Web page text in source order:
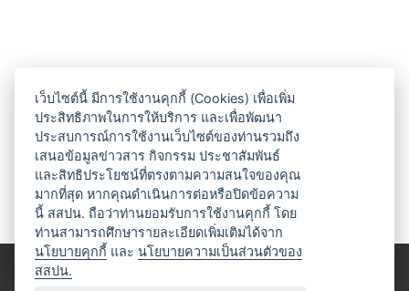
เว็บไซต์นี้ มีการใช้งานคุกกี้ (Cookies) เพื่อเพิ่ม
ประสิทธิภาพในการให้บริการ และเพื่อพัฒนา
ประสบการณ์การใช้งานเว็บไซต์ของท่านรวมถึง
เสนอข้อมูลข่าวสาร กิจกรรม ประชาสัมพันธ์
และสิทธิประโยชน์ที่ตรงตามความสนใจของคุณ
มากที่สุด หากคุณดำเนินการต่อหรือปิดข้อความ
นี้ สสปน. ถือว่าท่านยอมรับการใช้งานคุกกี้ โดย
ท่านสามารถศึกษารายละเอียดเพิ่มเติมได้จาก
นโยบายคุกกี้ และนโยบายความเป็นส่วนตัวของ
สสปน.